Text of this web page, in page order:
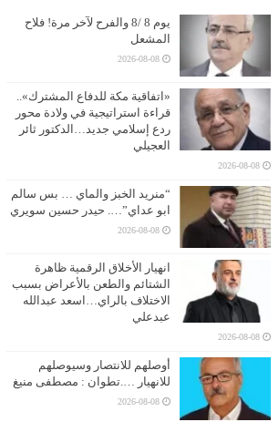
يوم 8 /8 والفرح لآخر مرة! فلاح
المشعل
2026-08-08
«اتفاقية مكة للدفاع المشترك»..
قراءة استراتيجية في ولادة محور
ردع إسلامي جديد…الدكتور ثائر
العجيلي
2026-08-08
“منريد الخبز والماي … بس سالم
ابو عداي”…. حيدر حسين سويري
2026-08-08
انهيار الأخلاق الرقمية ظاهرة
الشتائم والطعن بالأعراض بسبب
الاختلاف بالراي…اسعد عبدالله
عبدعلي
2026-08-08
أوصلهم للانتصار وسيوصلهم
للانهيار ….تطوان : مصطفى منيغ
2026-08-08